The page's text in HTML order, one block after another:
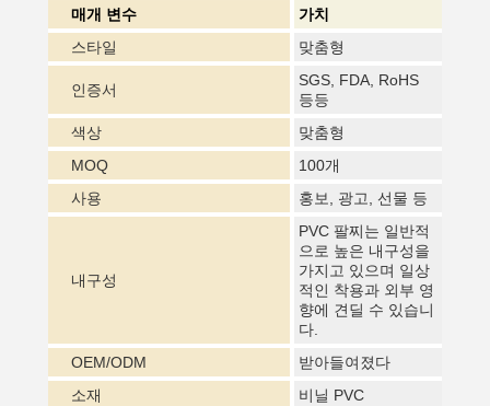
매개 변수
가치
스타일
맞춤형
인증서
SGS, FDA, RoHS
등등
색상
맞춤형
MOQ
100개
사용
홍보, 광고, 선물 등
내구성
PVC 팔찌는 일반적
으로 높은 내구성을
가지고 있으며 일상
적인 착용과 외부 영
향에 견딜 수 있습니
다.
OEM/ODM
받아들여졌다
소재
비닐 PVC